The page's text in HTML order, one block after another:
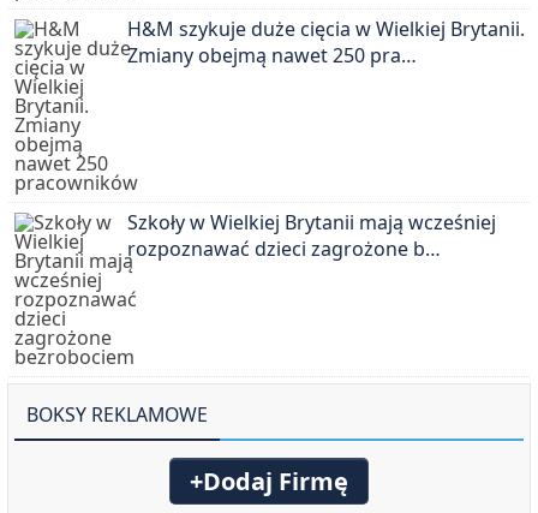
H&M szykuje duże cięcia w Wielkiej Brytanii.
Zmiany obejmą nawet 250 pra…
Szkoły w Wielkiej Brytanii mają wcześniej
rozpoznawać dzieci zagrożone b…
BOKSY REKLAMOWE
+Dodaj Firmę